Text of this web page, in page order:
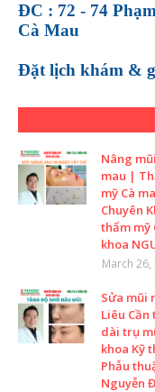
ĐC : 72 - 74
Cà Mau
Đặt lịch khám &
Nâng
mau |
mỹ Cà
Chuyên
thẩm mỹ
khoa
March 26,
Sửa mũi
Liêu
dài trụ
khoa Kỹ
Phẫu
Nguyễn